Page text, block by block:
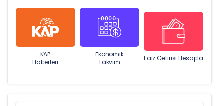
KAP
Haberleri
Ekonomik
Takvim
Faiz Getirisi Hesapla